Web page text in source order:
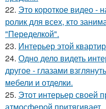
22. Это короткое видео -
ролик для всех, кто
"Переделкой".
23. Интерьер этой
24. Одно дело видеть
другое - глазами
мебели и отделки.
25. Этот интерьер своей